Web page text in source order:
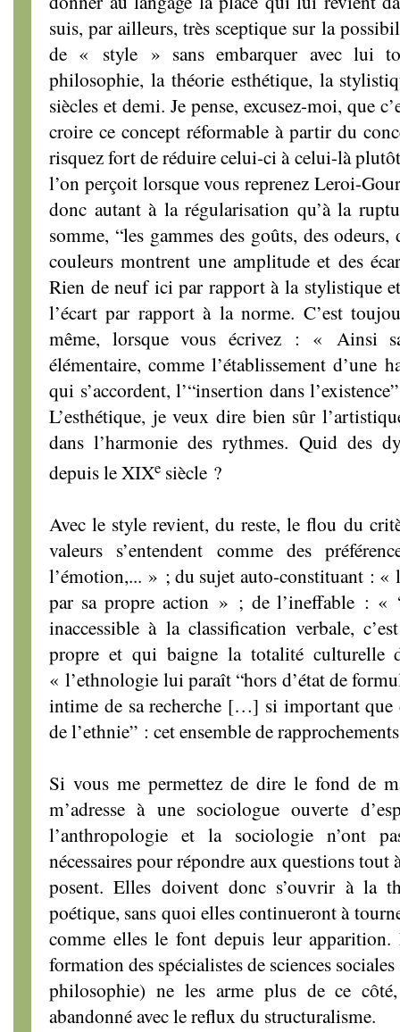
suis, par ailleurs, très sceptique sur la
de « style » sans embarquer avec lui
philosophie, la théorie esthétique, la
siècles et demi. Je pense, excusez-moi, que
croire ce concept réformable à partir du
risquez fort de réduire celui-ci à celui-là plutôt
l’on perçoit lorsque vous reprenez Leroi-
donc autant à la régularisation qu’à la
somme, “les gammes des goûts, des odeurs,
couleurs montrent une amplitude et des
Rien de neuf ici par rapport à la stylistique
l’écart par rapport à la norme. C’est
même, lorsque vous écrivez : « Ainsi
élémentaire, comme l’établissement d’une
qui s’accordent, l’“insertion dans
L’esthétique, je veux dire bien sûr
dans l’harmonie des rythmes. Quid des
depuis le XIXe siècle ?
Avec le style revient, du reste, le flou du
valeurs s’entendent comme des
l’émotion,... » ; du sujet auto-constituant : «
par sa propre action » ; de l’ineffable : «
inaccessible à la classification verbale,
propre et qui baigne la totalité
« l’ethnologie lui paraît “hors d’état de
intime de sa recherche […] si important que
de l’ethnie” : cet ensemble de
Si vous me permettez de dire le fond de
m’adresse à une sociologue ouverte
l’anthropologie et la sociologie n’ont
nécessaires pour répondre aux questions tout
posent. Elles doivent donc s’ouvrir à la
poétique, sans quoi elles continueront à
comme elles le font depuis leur apparition.
formation des spécialistes de sciences
philosophie) ne les arme plus de ce
abandonné avec le reflux du structuralisme.